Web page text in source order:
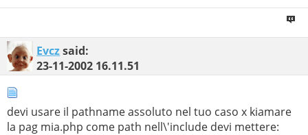
Evczsaid:
23-11-2002 16.11.51
devi usare il pathname assoluto nel tuo caso x kiamare
la pag mia.php come path nell\'include devi mettere: